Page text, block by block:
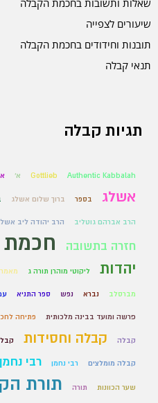
שאלות ותשובות בחכמת הקבלה
שיעורים לצפייה
תובנות וחידודים בחכמת הקבלה
תנאי קבלה
תגיות קבלה
Authentic Kabbalah
Gottlieb א'
אשלג בספר ברוך שלום אשלג
הרב אברהם גוטליב הרב יהודה ליב
חזרה בתשובה
יהדות ליקוטי מוהרן תורה ג מאמר
מברסלב נברא נפש ספר התניא
פרשה ומועד בבינה מלכותית פתיחה
קבלה קבלה וחסידות
קבלה מומלצים רבי נחמן רבי נחמן
שער הכוונות תורה תורת